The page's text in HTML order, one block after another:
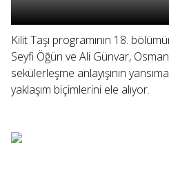
Kilit Taşı programının 18.
Seyfi Öğün ve Ali Günvar,
sekülerleşme anlayışının
yaklaşım biçimlerini ele alıyor.